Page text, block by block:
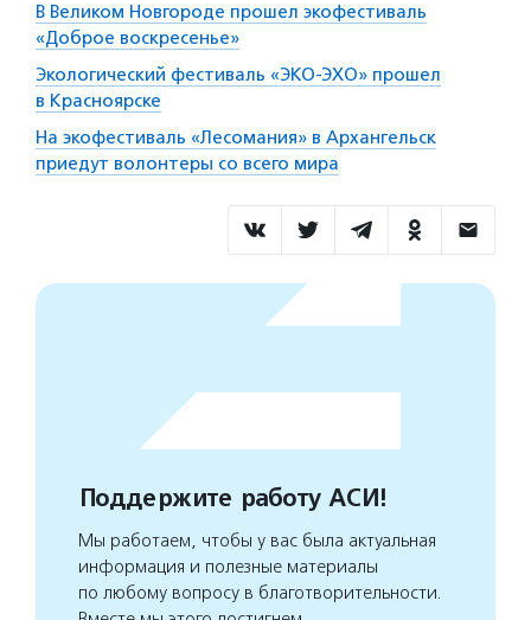
В Великом Новгороде прошел экофестиваль
«Доброе воскресенье»
Экологический фестиваль «ЭКО-ЭХО» прошел
в Красноярске
На экофестиваль «Лесомания» в Архангельск
приедут волонтеры со всего мира
Поддержите работу АСИ!
Мы работаем, чтобы у вас была актуальная
информация и полезные материалы
по любому вопросу в благотворительности.